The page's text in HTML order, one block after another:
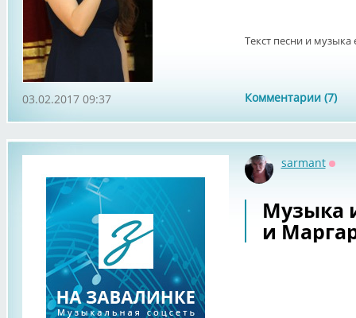
Текст песни и
Комментарии (7)
03.02.2017 09:37
sarmant
Музыка
и